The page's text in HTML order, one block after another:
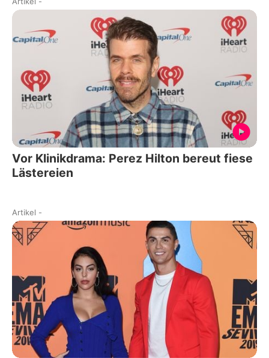
Vor Klinikdrama: Perez Hilton bereut fiese
Lästereien
Artikel -